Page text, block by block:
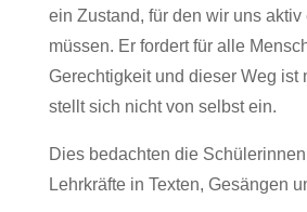
ein Zustand, für den wir uns aktiv
müssen. Er fordert für alle
Gerechtigkeit und dieser Weg ist
stellt sich nicht von selbst ein.
Dies bedachten die
Lehrkräfte in Texten, Gesängen